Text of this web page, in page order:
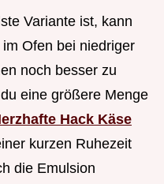
Variante ist, kann
Ofen bei niedriger
noch besser zu
eine größere Menge
Hack Käse
kurzen Ruhezeit
die Emulsion